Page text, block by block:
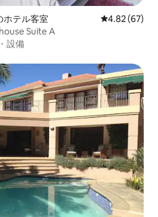
ホテル客室 レビュー67
4.82 (67)
Suite A
設備